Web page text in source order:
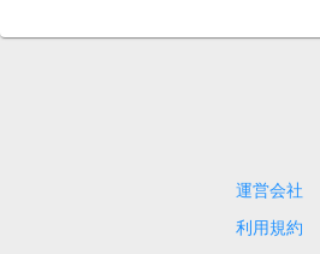
運営会社
利用規約